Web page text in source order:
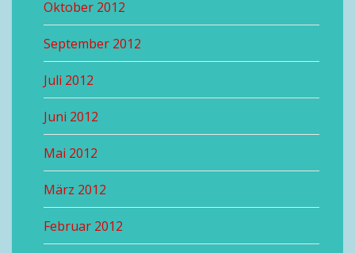
Oktober 2012
September 2012
Juli 2012
Juni 2012
Mai 2012
März 2012
Februar 2012